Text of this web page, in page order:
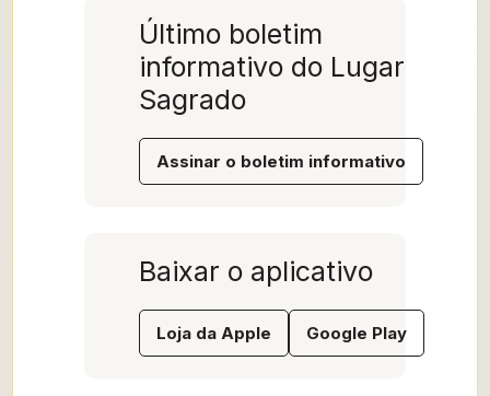
Último boletim
informativo do Lugar
Sagrado
Assinar o boletim informativo
Baixar o aplicativo
Loja da Apple Google Play